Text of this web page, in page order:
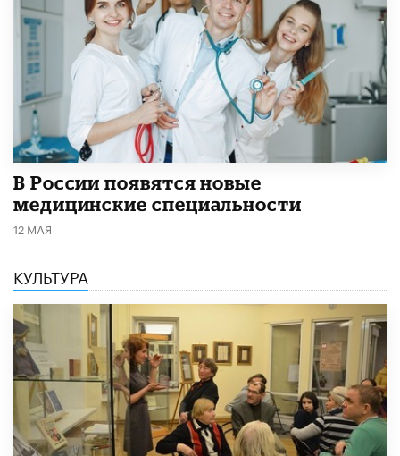
В России появятся новые
медицинские специальности
12 МАЯ
КУЛЬТУРА